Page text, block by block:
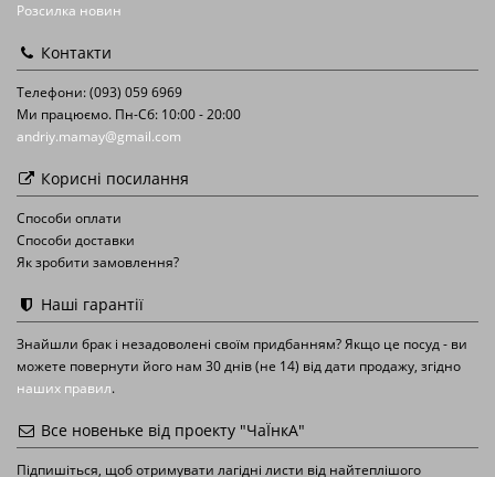
Розсилка новин
Контакти
Телефони: (093) 059 6969
Ми працюємо. Пн-Сб: 10:00 - 20:00
andriy.mamay@gmail.com
Корисні посилання
Способи оплати
Способи доставки
Як зробити замовлення?
Наші гарантії
Знайшли брак і незадоволені своїм придбанням? Якщо це посуд - ви
можете повернути його нам 30 днів (не 14) від дати продажу, згідно
наших правил.
Все новеньке від проекту "ЧаЇнкА"
Підпишіться, щоб отримувати лагідні листи від найтеплішого